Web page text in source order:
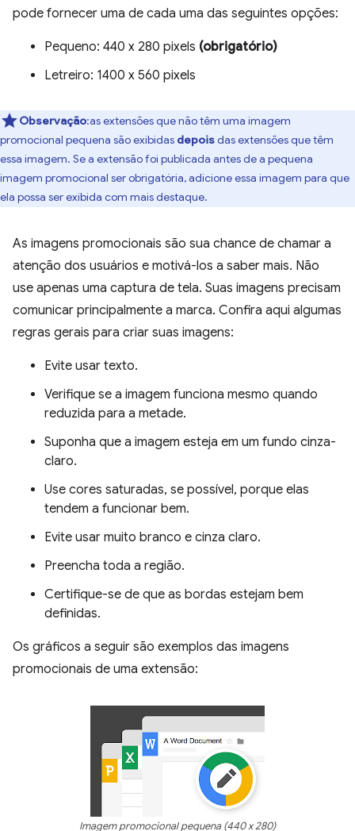
pode fornecer uma de cada uma das seguintes opções:
Pequeno: 440 x 280 pixels (obrigatório)
Letreiro: 1400 x 560 pixels
Observação:as extensões que não têm uma imagem
promocional pequena são exibidas depoisdas extensões que têm
essa imagem. Se a extensão foi publicada antes de a pequena
imagem promocional ser obrigatória, adicione essa imagem para que
ela possa ser exibida com mais destaque.
As imagens promocionais são sua chance de chamar a
atenção dos usuários e motivá-los a saber mais. Não
use apenas uma captura de tela. Suas imagens precisam
comunicar principalmente a marca. Confira aqui algumas
regras gerais para criar suas imagens:
Evite usar texto.
Verifique se a imagem funciona mesmo quando
reduzida para a metade.
Suponha que a imagem esteja em um fundo cinza-
claro.
Use cores saturadas, se possível, porque elas
tendem a funcionar bem.
Evite usar muito branco e cinza claro.
Preencha toda a região.
Certifique-se de que as bordas estejam bem
definidas.
Os gráficos a seguir são exemplos das imagens
promocionais de uma extensão:
Imagem promocional pequena (440 x 280)